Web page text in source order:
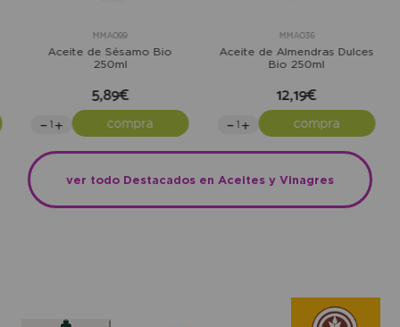
MMA099
Aceite de Sésamo Bio
250ml
5,89€
compra
MMA036
Aceite de Almendras Dulces
Bio 250ml
12,19€
compra
ver todo Destacados en Aceites y Vinagres